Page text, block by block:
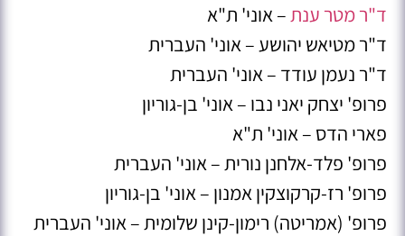
ד"ר מטר ענת– אוני' ת"א
ד"ר מטיאש יהושע – אוני' העברית
ד"ר נעמן עודד – אוני' העברית
פרופ' יצחק יאני נבו – אוני' בן-גוריון
פארי הדס – אוני' ת"א
פרופ' פלד-אלחנן נורית – אוני' העברית
פרופ' רז-קרקוצקין אמנון – אוני' בן-גוריון
פרופ' (אמריטה) רימון-קינן שלומית – אוני' העברית